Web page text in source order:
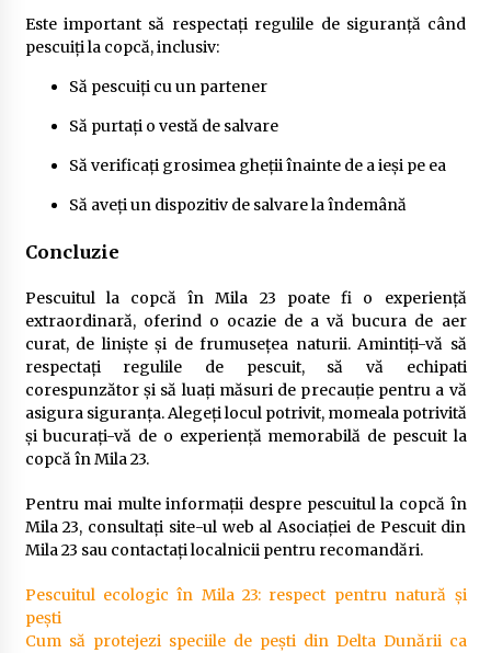
Este important să respectați regulile de siguranță când
pescuiți la copcă, inclusiv:
Să pescuiți cu un partener
Să purtați o vestă de salvare
Să verificați grosimea gheții înainte de a ieși pe ea
Să aveți un dispozitiv de salvare la îndemână
Concluzie
Pescuitul la copcă în Mila 23 poate fi o experiență
extraordinară, oferind o ocazie de a vă bucura de aer
curat, de liniște și de frumusețea naturii. Amintiți-vă să
respectați regulile de pescuit, să vă echipati
corespunzător și să luați măsuri de precauție pentru a vă
asigura siguranța. Alegeți locul potrivit, momeala potrivită
și bucurați-vă de o experiență memorabilă de pescuit la
copcă în Mila 23.
Pentru mai multe informații despre pescuitul la copcă în
Mila 23, consultați site-ul web al Asociației de Pescuit din
Mila 23 sau contactați localnicii pentru recomandări.
Pescuitul ecologic în Mila 23: respect pentru natură și
pești
Cum să protejezi speciile de pești din Delta Dunării ca